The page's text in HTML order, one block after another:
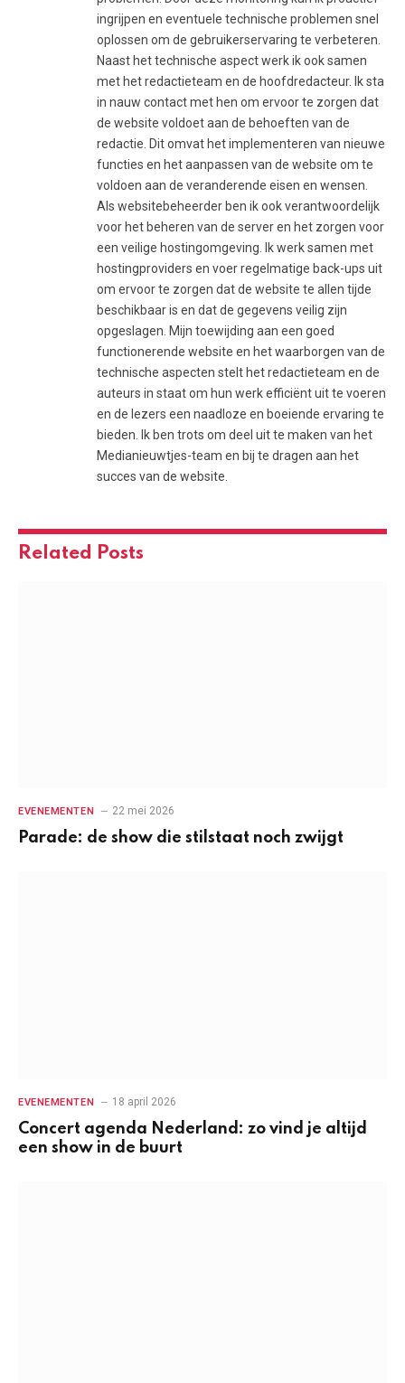
ingrijpen en eventuele technische problemen snel
oplossen om de gebruikerservaring te verbeteren.
Naast het technische aspect werk ik ook samen
met het redactieteam en de hoofdredacteur. Ik sta
in nauw contact met hen om ervoor te zorgen dat
de website voldoet aan de behoeften van de
redactie. Dit omvat het implementeren van nieuwe
functies en het aanpassen van de website om te
voldoen aan de veranderende eisen en wensen.
Als websitebeheerder ben ik ook verantwoordelijk
voor het beheren van de server en het zorgen voor
een veilige hostingomgeving. Ik werk samen met
hostingproviders en voer regelmatige back-ups uit
om ervoor te zorgen dat de website te allen tijde
beschikbaar is en dat de gegevens veilig zijn
opgeslagen. Mijn toewijding aan een goed
functionerende website en het waarborgen van de
technische aspecten stelt het redactieteam en de
auteurs in staat om hun werk efficiënt uit te voeren
en de lezers een naadloze en boeiende ervaring te
bieden. Ik ben trots om deel uit te maken van het
Medianieuwtjes-team en bij te dragen aan het
succes van de website.
Related Posts
EVENEMENTEN 22 mei 2026
Parade: de show die stilstaat noch zwijgt
EVENEMENTEN 18 april 2026
Concert agenda Nederland: zo vind je altijd
een show in de buurt